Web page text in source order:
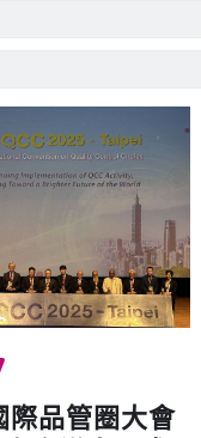
際品管圈大會